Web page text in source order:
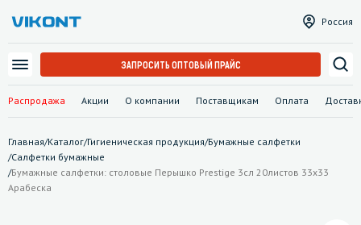
Распродажа Акции О компании Поставщикам Оплата
Россия
ЗАПРОСИТЬ ОПТОВЫЙ ПРАЙС
Главная/Каталог/Гигиеническая продукция/Бумажные салфетки
/Салфетки бумажные
/Бумажные салфетки: столовые Перышко Prestige 3сл 20листов 33х33
Арабеска